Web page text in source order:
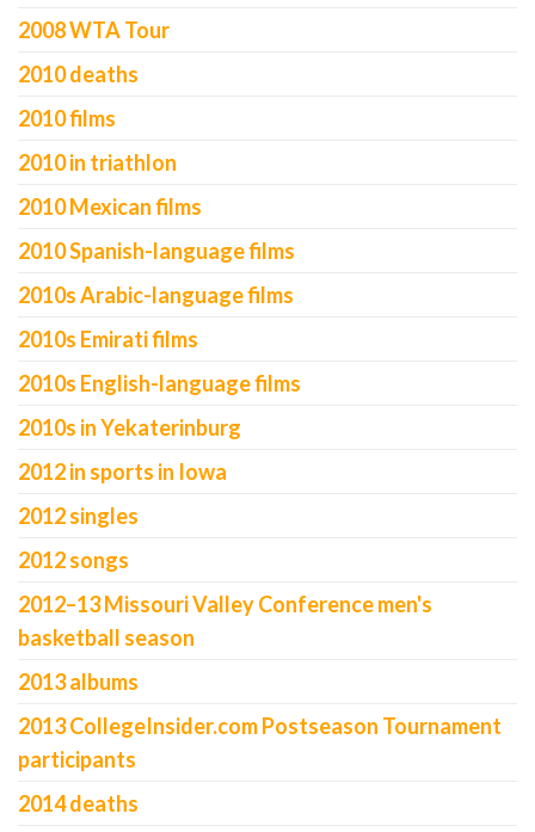
2008 WTA Tour
2010 deaths
2010 films
2010 in triathlon
2010 Mexican films
2010 Spanish-language films
2010s Arabic-language films
2010s Emirati films
2010s English-language films
2010s in Yekaterinburg
2012 in sports in Iowa
2012 singles
2012 songs
2012–13 Missouri Valley Conference men's
basketball season
2013 albums
2013 CollegeInsider.com Postseason Tournament
participants
2014 deaths